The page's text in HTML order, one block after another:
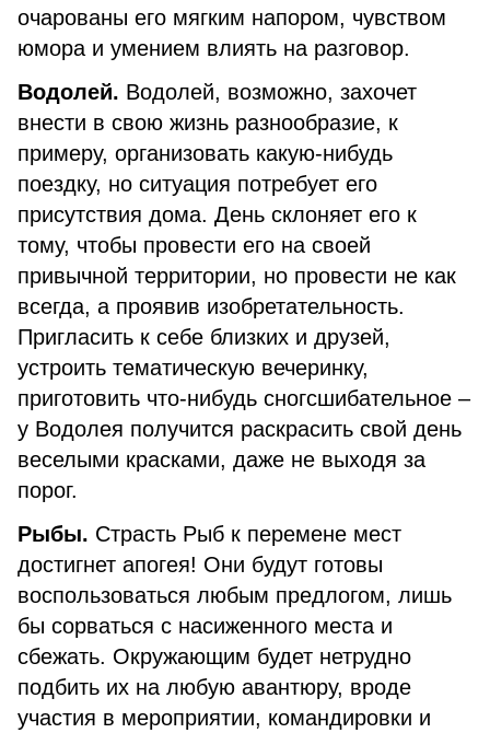
очарованы его мягким напором, чувством
юмора и умением влиять на разговор.
Водолей. Водолей, возможно, захочет
внести в свою жизнь разнообразие, к
примеру, организовать какую-нибудь
поездку, но ситуация потребует его
присутствия дома. День склоняет его к
тому, чтобы провести его на своей
привычной территории, но провести не как
всегда, а проявив изобретательность.
Пригласить к себе близких и друзей,
устроить тематическую вечеринку,
приготовить что-нибудь сногсшибательное –
у Водолея получится раскрасить свой день
веселыми красками, даже не выходя за
порог.
Рыбы. Страсть Рыб к перемене мест
достигнет апогея! Они будут готовы
воспользоваться любым предлогом, лишь
бы сорваться с насиженного места и
сбежать. Окружающим будет нетрудно
подбить их на любую авантюру, вроде
участия в мероприятии, командировки и